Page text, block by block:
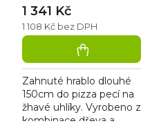
1 108 Kč bez DPH
1 341 Kč
Zahnuté hrablo dlouhé
150cm do pizza pecí na
žhavé uhlíky. Vyrobeno z
kombinace dřeva a